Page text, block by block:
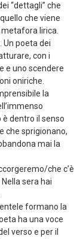
“dettagli” che
che viene
lirica.
Un poeta dei
con i
e uno scendere
oniriche.
la
dentro il senso
che sprigionano,
mai la
che c’è
sera hai
formano la
ha una voce
verso e per il